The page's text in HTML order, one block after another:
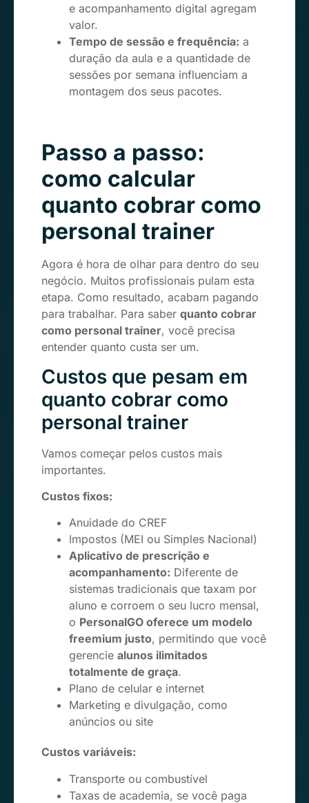
e acompanhamento digital agregam
valor.
Tempo de sessão e frequência: a
duração da aula e a quantidade de
sessões por semana influenciam a
montagem dos seus pacotes.
Passo a passo:
como calcular
quanto cobrar como
personal trainer
Agora é hora de olhar para dentro do seu
negócio. Muitos profissionais pulam esta
etapa. Como resultado, acabam pagando
para trabalhar. Para saber quanto cobrar
como personal trainer, você precisa
entender quanto custa ser um.
Custos que pesam em
quanto cobrar como
personal trainer
Vamos começar pelos custos mais
importantes.
Custos fixos:
Anuidade do CREF
Impostos (MEI ou Simples Nacional)
Aplicativo de prescrição e
acompanhamento: Diferente de
sistemas tradicionais que taxam por
aluno e corroem o seu lucro mensal,
o PersonalGO oferece um modelo
freemium justo, permitindo que você
gerencie alunos ilimitados
totalmente de graça.
Plano de celular e internet
Marketing e divulgação, como
anúncios ou site
Custos variáveis:
Transporte ou combustível
Taxas de academia, se você paga